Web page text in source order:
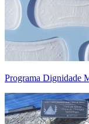
Programa Dignidade